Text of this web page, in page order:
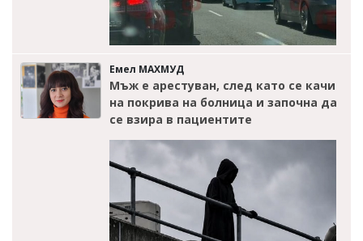
Емел МАХМУД
Мъж е арестуван, след като се качи
на покрива на болница и започна да
се взира в пациентите